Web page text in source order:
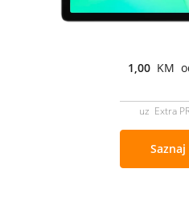
1,00 KM
uz Extra